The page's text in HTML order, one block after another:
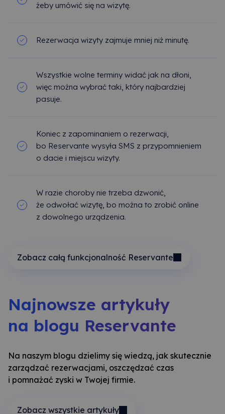
żeby umówić się na wizytę.
Rezerwacja wizyty zajmuje mniej niż minutę.
Wszystkie wolne terminy widać jak na dłoni,
więc można wybrać taki, który najbardziej
pasuje.
Koniec z zapominaniem o rezerwacji,
bo Reservante wysyła SMS z przypomnieniem
o dacie i miejscu wizyty.
W razie choroby nie trzeba dzwonić,
że odwołać wizytę, bo można to zrobić online
z dowolnego urządzenia.
Zobacz całą funkcjonalność Reservante
Najnowsze artykuły
na blogu Reservante
Na naszym blogu dzielimy się wiedzą, jak skutecznie
zarządzać rezerwacjami, oszczędzać czas
i pomnażać zyski w Twojej firmie.
Zobacz wszystkie artykuły